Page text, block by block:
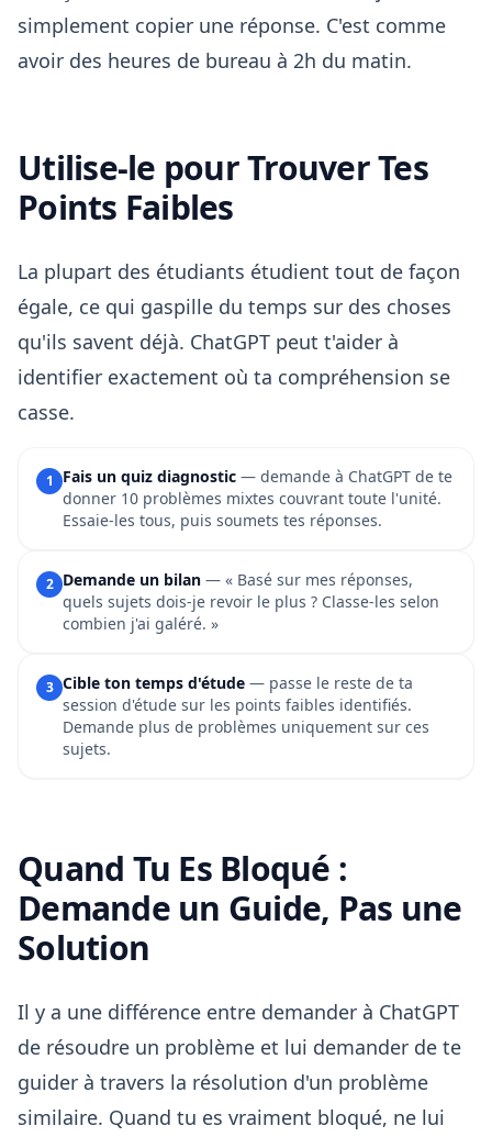
simplement copier une réponse. C'est comme
avoir des heures de bureau à 2h du matin.
Utilise-le pour Trouver Tes
Points Faibles
La plupart des étudiants étudient tout de façon
égale, ce qui gaspille du temps sur des choses
qu'ils savent déjà. ChatGPT peut t'aider à
identifier exactement où ta compréhension se
casse.
1 Fais un quiz diagnostic — demande à ChatGPT de te
donner 10 problèmes mixtes couvrant toute l'unité.
Essaie-les tous, puis soumets tes réponses.
2 Demande un bilan — « Basé sur mes réponses,
quels sujets dois-je revoir le plus ? Classe-les selon
combien j'ai galéré. »
3 Cible ton temps d'étude — passe le reste de ta
session d'étude sur les points faibles identifiés.
Demande plus de problèmes uniquement sur ces
sujets.
Quand Tu Es Bloqué :
Demande un Guide, Pas une
Solution
Il y a une différence entre demander à ChatGPT
de résoudre un problème et lui demander de te
guider à travers la résolution d'un problème
similaire. Quand tu es vraiment bloqué, ne lui